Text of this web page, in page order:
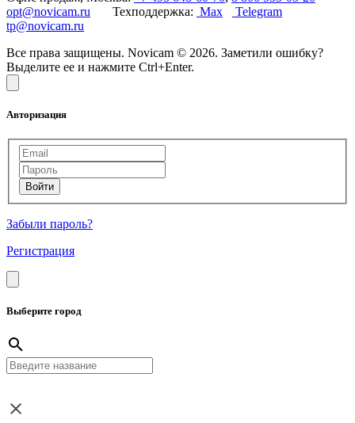
opt@novicam.ru Техподдержка: Max
Telegram
tp@novicam.ru
Все права защищены. Novicam © 2026. Заметили ошибку?
Выделите ее и нажмите Ctrl+Enter.
Авторизация
Забыли пароль?
Регистрация
Выберите город